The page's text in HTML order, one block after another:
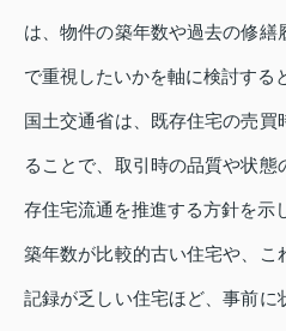
は、物件の築年数や過去の修繕
で重視したいかを軸に検討する
国土交通省は、既存住宅の売買
ることで、取引時の品質や状
存住宅流通を推進する方針を示
築年数が比較的古い住宅や、こ
記録が乏しい住宅ほど、事前に